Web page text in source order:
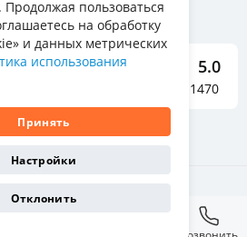
5.0
Отзывы о нас 1470
мебель», 2011-2026
пользоваться
на обработку
и данных метрических
использования
Принять
Настройки
Отклонить